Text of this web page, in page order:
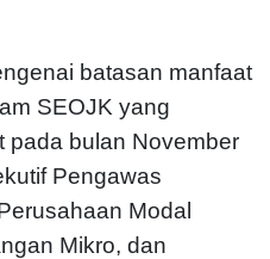
batasan manfaat
SEOJK yang
pada bulan November
Pengawas
Modal
Mikro, dan